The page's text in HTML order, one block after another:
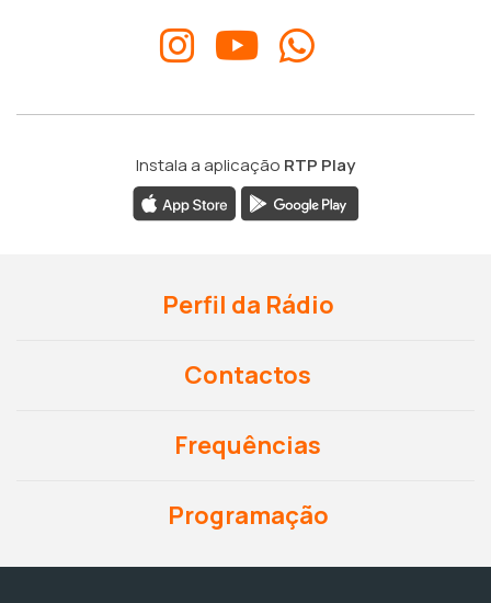
Instala a aplicação RTP Play
Perfil da Rádio
Contactos
Frequências
Programação